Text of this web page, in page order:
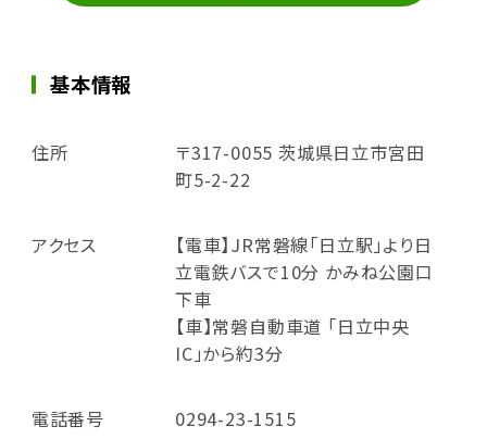
基本情報
住所
〒317-0055 茨城県日立市宮田
町5-2-22
アクセス
【電車】JR常磐線「日立駅」より日
立電鉄バスで10分 かみね公園口
下車
【車】常磐自動車道 「日立中央
IC」から約3分
電話番号 0294-23-1515